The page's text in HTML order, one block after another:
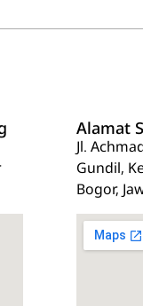
Alamat
Jl.
Gundil,
Bogor,